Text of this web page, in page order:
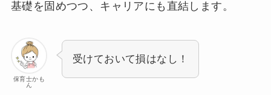
基礎を固めつつ、キャリアにも直結します。
保育士かも
ん
受けておいて損はなし！